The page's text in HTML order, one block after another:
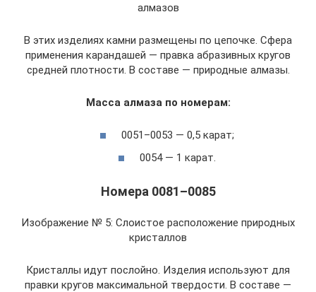
алмазов
В этих изделиях камни размещены по цепочке. Сфера
применения карандашей — правка абразивных кругов
средней плотности. В составе — природные алмазы.
Масса алмаза по номерам:
0051–0053 — 0,5 карат;
0054 — 1 карат.
Номера 0081–0085
Изображение № 5: Слоистое расположение природных
кристаллов
Кристаллы идут послойно. Изделия используют для
правки кругов максимальной твердости. В составе —